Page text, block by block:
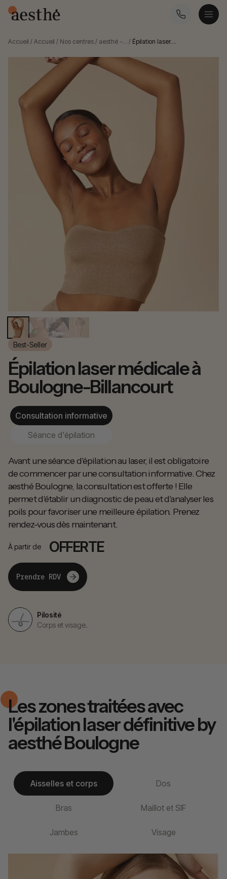
Accueil / Accueil / Nos centres / aesthé -… / Épilation laser…
Best-Seller
Épilation laser médicale à
Boulogne-Billancourt
Consultation informative
Séance d'épilation
Avant une séance d'épilation au laser, il est obligatoire
de commencer par une consultation informative. Chez
aesthé Boulogne, la consultation est offerte ! Elle
permet d'établir un diagnostic de peau et d'analyser les
poils pour favoriser une meilleure épilation. Prenez
rendez-vous dès maintenant.
À partir de OFFERTE
Prendre RDV
Pilosité
Corps et visage.
Les zones traitées avec
l'épilation laser définitive by
aesthé Boulogne
Aisselles et corps Dos
Bras Maillot et SIF
Jambes Visage